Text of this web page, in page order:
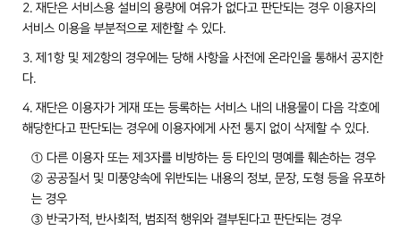
2. 재단은 서비스용 설비의 용량에 여유가 없다고 판단되는 경우 이용자의
서비스 이용을 부분적으로 제한할 수 있다.
3. 제1항 및 제2항의 경우에는 당해 사항을 사전에 온라인을 통해서 공지한
다.
4. 재단은 이용자가 게재 또는 등록하는 서비스 내의 내용물이 다음 각호에
해당한다고 판단되는 경우에 이용자에게 사전 통지 없이 삭제할 수 있다.
① 다른 이용자 또는 제3자를 비방하는 등 타인의 명예를 훼손하는 경우
② 공공질서 및 미풍양속에 위반되는 내용의 정보, 문장, 도형 등을 유포하
는 경우
③ 반국가적, 반사회적, 범죄적 행위와 결부된다고 판단되는 경우